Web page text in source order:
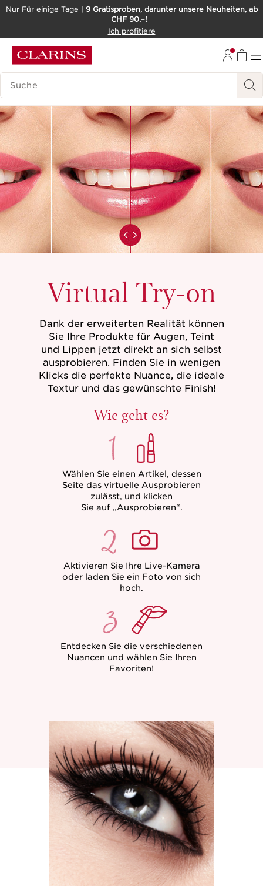
BARRIEREFREIHEITSWERKZEUG
Nur Für einige Tage | 9 Gratisproben, darunter unsere Neuheiten, ab
CHF 90.–!
Ich profitiere
LEGENDE SUCHEN
Virtual Try-on
Dank der erweiterten Realität können
Sie Ihre Produkte für Augen, Teint
und Lippen jetzt direkt an sich selbst
ausprobieren. Finden Sie in wenigen
Klicks die perfekte Nuance, die ideale
Textur und das gewünschte Finish!
Wie geht es?
Wählen Sie einen Artikel, dessen
Seite das virtuelle Ausprobieren
zulässt, und klicken
Sie auf „Ausprobieren“.
Aktivieren Sie Ihre Live-Kamera
oder laden Sie ein Foto von sich
hoch.
Entdecken Sie die verschiedenen
Nuancen und wählen Sie Ihren
Favoriten!